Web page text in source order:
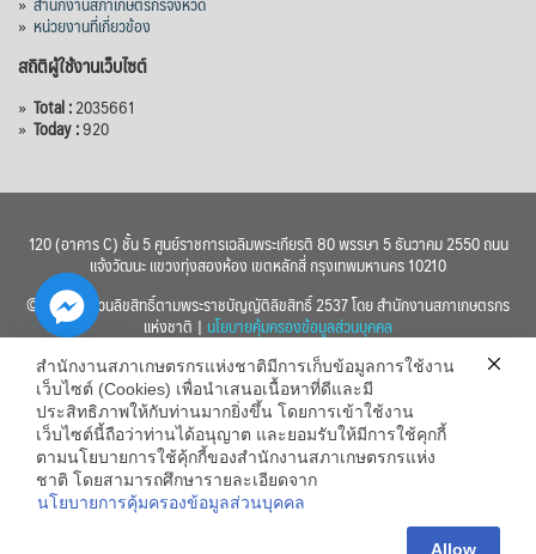
» หน่วยงานที่เกี่ยวข้อง
สถิติผู้ใช้งานเว็บไซต์
» Total :2035661
» Today :920
120 (อาคาร C) ชั้น 5 ศูนย์ราชการเฉลิมพระเกียรติ 80 พรรษา 5 ธันวาคม 2550 ถนน
แจ้งวัฒนะ แขวงทุ่งสองห้อง เขตหลักสี่ กรุงเทพมหานคร 10210
© 2560 สงวนลิขสิทธิ์ตามพระราชบัญญัติลิขสิทธิ์ 2537 โดย สำนักงานสภาเกษตรกร
แห่งชาติ | นโยบายคุ้มครองข้อมูลส่วนบุคคล
สำนักงานสภาเกษตรกรแห่งชาติมีการเก็บข้อมูลการใช้งาน
เว็บไซต์ (Cookies) เพื่อนำเสนอเนื้อหาที่ดีและมี
ประสิทธิภาพให้กับท่านมากยิ่งขึ้น โดยการเข้าใช้งาน
เว็บไซต์นี้ถือว่าท่านได้อนุญาต และยอมรับให้มีการใช้คุกกี้
ตามนโยบายการใช้คุ้กกี้ของสำนักงานสภาเกษตรกรแห่ง
ชาติ โดยสามารถศึกษารายละเอียดจาก
นโยบายการคุ้มครองข้อมูลส่วนบุคคล
Allow
Hide
chaty